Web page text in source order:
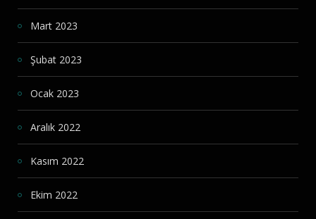
Mart 2023
Şubat 2023
Ocak 2023
Aralık 2022
Kasım 2022
Ekim 2022